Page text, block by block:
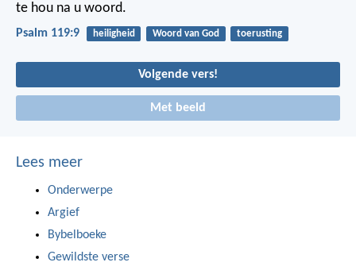
te hou na u woord.
Psalm 119:9 heiligheid Woord van God toerusting
Volgende vers!
Met beeld
Lees meer
Onderwerpe
Argief
Bybelboeke
Gewildste verse